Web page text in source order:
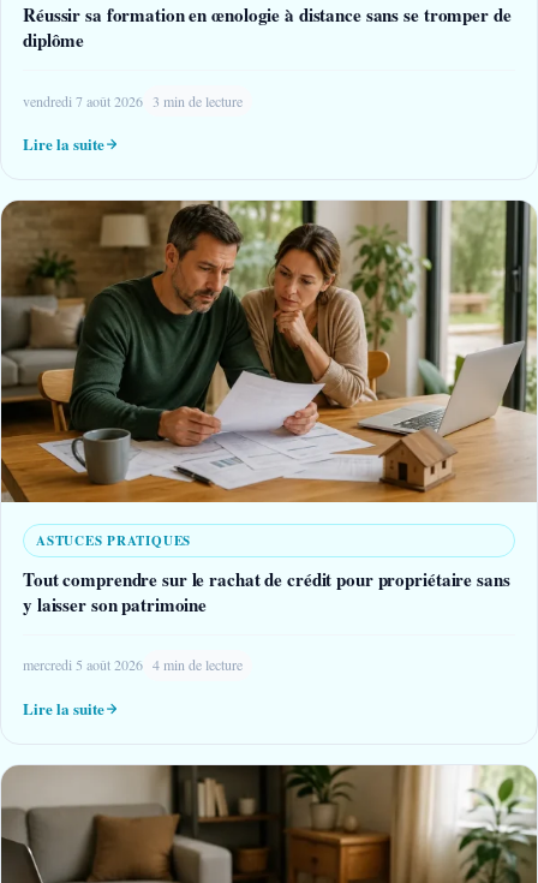
Réussir sa formation en œnologie à distance sans se tromper de
diplôme
vendredi 7 août 2026 3 min de lecture
Lire la suite
ASTUCES PRATIQUES
Tout comprendre sur le rachat de crédit pour propriétaire sans
y laisser son patrimoine
mercredi 5 août 2026 4 min de lecture
Lire la suite